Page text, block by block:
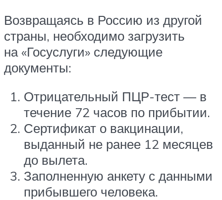
Возвращаясь в Россию из другой
страны, необходимо загрузить
на «Госуслуги» следующие
документы:
Отрицательный ПЦР-тест — в
течение 72 часов по прибытии.
Сертификат о вакцинации,
выданный не ранее 12 месяцев
до вылета.
Заполненную анкету с данными
прибывшего человека.